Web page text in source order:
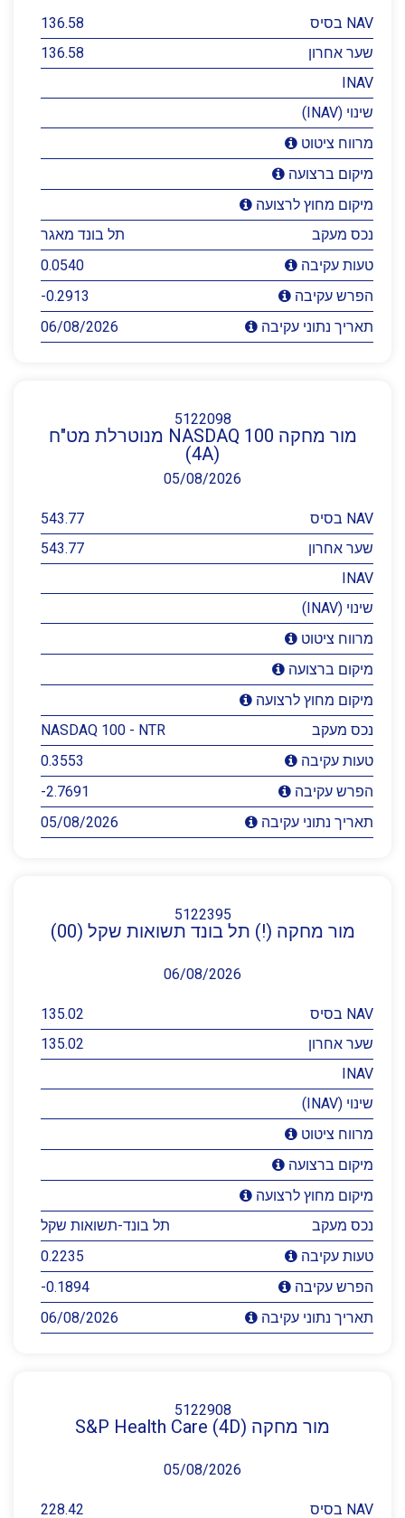
NAV בסיס
136.58
שער אחרון
136.58
INAV
שינוי (INAV)
מרווח ציטוט
מיקום ברצועה
מיקום מחוץ לרצועה
נכס מעקב
תל בונד מאגר
טעות עקיבה
0.0540
הפרש עקיבה
-0.2913
תאריך נתוני עקיבה
06/08/2026
5122098
מור מחקה NASDAQ 100 מנוטרלת מט"ח
(4A)
05/08/2026
NAV בסיס
543.77
שער אחרון
543.77
INAV
שינוי (INAV)
מרווח ציטוט
מיקום ברצועה
מיקום מחוץ לרצועה
נכס מעקב
NASDAQ 100 - NTR
טעות עקיבה
0.3553
הפרש עקיבה
-2.7691
תאריך נתוני עקיבה
05/08/2026
5122395
מור מחקה (!) תל בונד תשואות שקל (00)
06/08/2026
NAV בסיס
135.02
שער אחרון
135.02
INAV
שינוי (INAV)
מרווח ציטוט
מיקום ברצועה
מיקום מחוץ לרצועה
נכס מעקב
תל בונד-תשואות שקל
טעות עקיבה
0.2235
הפרש עקיבה
-0.1894
תאריך נתוני עקיבה
06/08/2026
5122908
מור מחקה S&P Health Care (4D)
05/08/2026
NAV בסיס 228.42